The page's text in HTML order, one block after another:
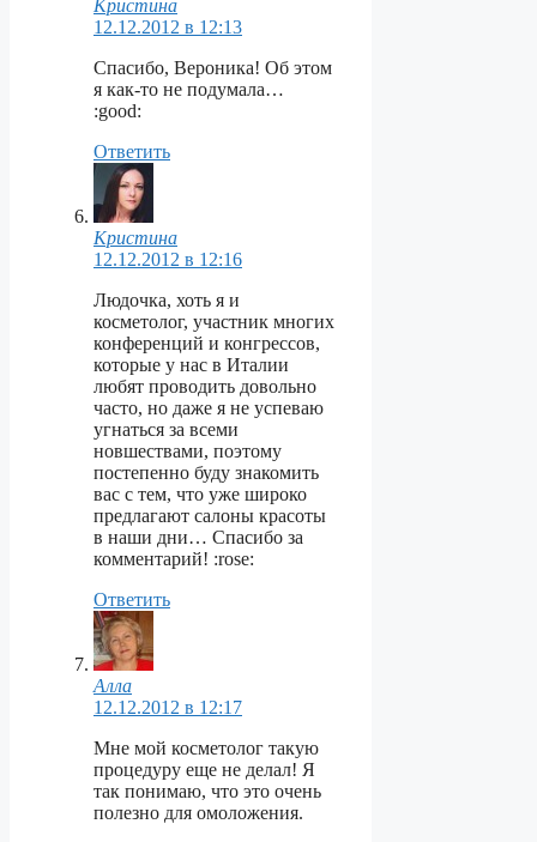
Кристина
12.12.2012 в 12:13
Спасибо, Вероника! Об этом
я как-то не подумала…
:good:
Ответить
Кристина
12.12.2012 в 12:16
Людочка, хоть я и
косметолог, участник многих
конференций и конгрессов,
которые у нас в Италии
любят проводить довольно
часто, но даже я не успеваю
угнаться за всеми
новшествами, поэтому
постепенно буду знакомить
вас с тем, что уже широко
предлагают салоны красоты
в наши дни… Спасибо за
комментарий! :rose:
Ответить
Алла
12.12.2012 в 12:17
Мне мой косметолог такую
процедуру еще не делал! Я
так понимаю, что это очень
полезно для омоложения.